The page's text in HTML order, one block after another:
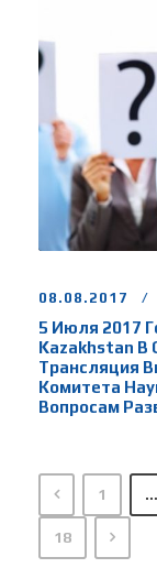
08.08.2017
5 Июля 2017
Kazakhstan В
Трансляция
Комитета
Вопросам
1 …
18